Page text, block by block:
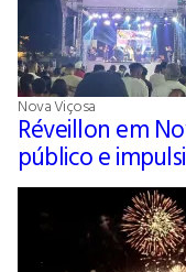
Nova Viçosa
Réveillon em
público e